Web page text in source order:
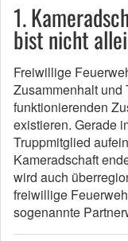
1.
bist nicht
Freiwillige
Zusammenhalt und
funktionierenden
existieren. Gerade
Truppmitglied
Kameradschaft
wird auch
freiwillige
sogenannte